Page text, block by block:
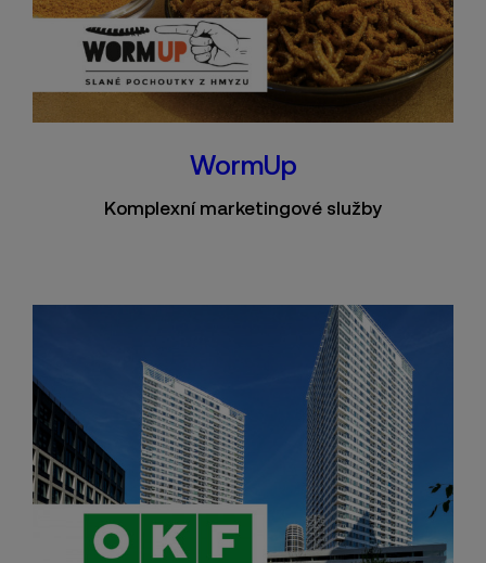
WormUp
Komplexní marketingové služby